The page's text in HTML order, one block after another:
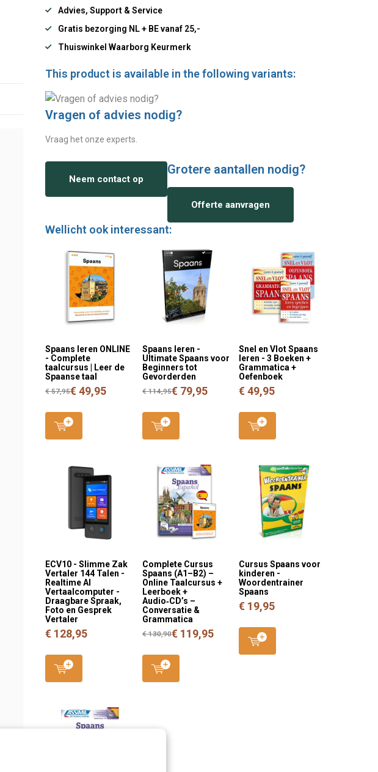
Advies, Support & Service
Gratis bezorging NL + BE vanaf 25,-
Thuiswinkel Waarborg Keurmerk
This product is available in the following variants:
Vragen of advies nodig?
Vraag het onze experts.
Neem contact op
Grotere aantallen nodig?
Offerte aanvragen
Wellicht ook interessant:
Spaans leren ONLINE
- Complete
taalcursus | Leer de
Spaanse taal
€ 57,95€ 49,95
Spaans leren -
Ultimate Spaans voor
Beginners tot
Gevorderden
€ 114,95€ 79,95
Snel en Vlot Spaans
leren - 3 Boeken +
Grammatica +
Oefenboek
€ 49,95
ECV10 - Slimme Zak
Vertaler 144 Talen -
Realtime AI
Vertaalcomputer -
Draagbare Spraak,
Foto en Gesprek
Vertaler
€ 128,95
Complete Cursus
Spaans (A1–B2) –
Online Taalcursus +
Leerboek +
Audio‑CD’s –
Conversatie &
Grammatica
€ 130,90€ 119,95
Cursus Spaans voor
kinderen -
Woordentrainer
Spaans
€ 19,95